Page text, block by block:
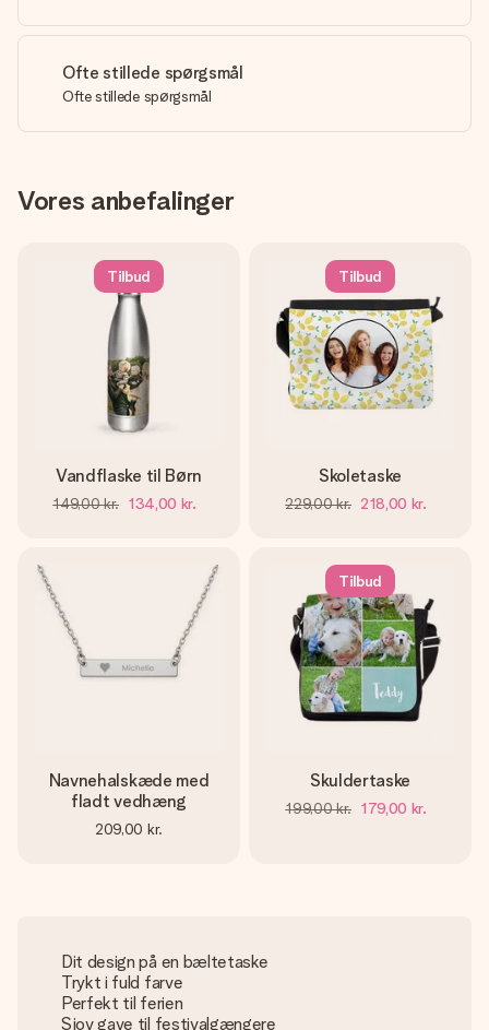
Ofte stillede spørgsmål
Ofte stillede spørgsmål
Vores anbefalinger
Tilbud
Vandflaske til Børn
149,00 kr. 134,00 kr.
Tilbud
Skoletaske
229,00 kr. 218,00 kr.
Navnehalskæde med
fladt vedhæng
209,00 kr.
Tilbud
Skuldertaske
199,00 kr. 179,00 kr.
Dit design på en bæltetaske
Trykt i fuld farve
Perfekt til ferien
Sjov gave til festivalgængere